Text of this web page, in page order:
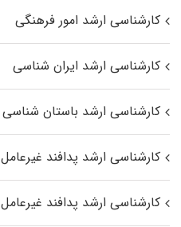
کارشناسی ارشد امور فرهنگی
کارشناسی ارشد ایران شناسی
کارشناسی ارشد باستان شناسی
کارشناسی ارشد پدافند غیرعامل
کارشناسی ارشد پدافند غیرعامل ۲